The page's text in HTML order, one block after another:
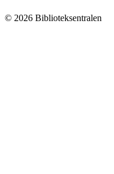
© 2026 Biblioteksentralen